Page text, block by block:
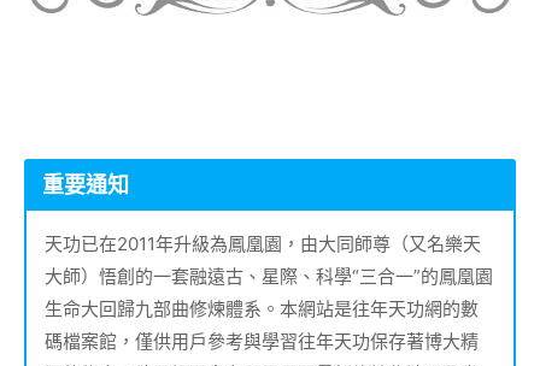
重要通知
天功已在2011年升級為鳳凰園，由大同師尊（又名樂天
大師）悟創的一套融遠古、星際、科學“三合一”的鳳凰園
生命大回歸九部曲修煉體系。本網站是往年天功網的數
碼檔案館，僅供用戶參考與學習往年天功保存著博大精